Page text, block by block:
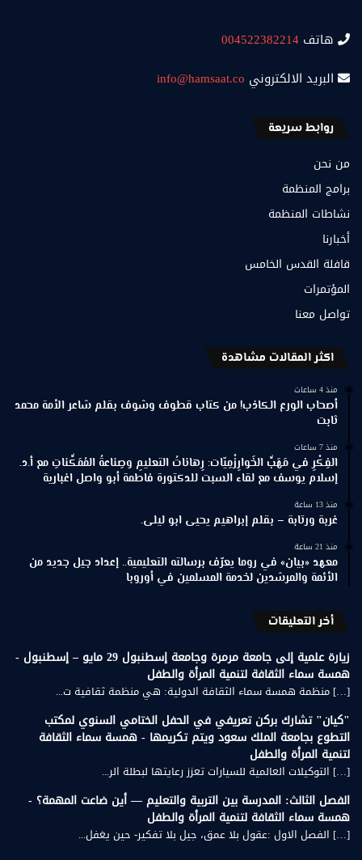
هاتف 004522382214
البريد الالكتروني info@hamsaat.co
روابط سريعة
من نحن
برامج المنظمة
نشاطات المنظمة
أخبارنا
قافلة القدس الخامس
المؤتمرات
تواصل معنا
اكثر المقالات مشاهدة
منذ 4 ساعات
أصحاب الورع الكاذب! من كتاب قطوف وشوف بقلم شاعر الأمة محمد
ثابت
منذ 7 ساعات
الفِكْرِ في مَهَبِّ الخَوارِزْمِيّات: رِهاناتُ التعليمِ وصِناعةُ المُمَكِّناتِ مع أ.د.
إسلام يوسف مع لقاء السبت للدكتورة فاطمة أبو واصل اغبارية
منذ 13 ساعة
غربة ورتابة – بقلم إبراهيم يحيى ابو ليلى.
منذ 21 ساعة
معهد «بيان» في روما يعرّف برسالته التعليمية.. إعداد جيل جديد من
الأئمة والمرشدين لخدمة المسلمين في أوروبا
أخر التعليقات
زيارة علمية إلى جامعة مرمرة وجامعة إسطنبول 29 مايو – إسطنبول -
همسة سماء الثقافة لتنمية المرأة والطفل
[…] منظمة همسة سماء الثقافة الدولية: هي منظمة ثقافية ت...
"كيان" تشارك بركن تعريفي في الحفل الختامي السنوي لمكتب
التطوع بجامعة الملك سعود ويتم تكريمها - همسة سماء الثقافة
لتنمية المرأة والطفل
[…] التوكيلات العالمية للسيارات تعزز رعايتها لبطلة الر...
الفصل الثالث: المدرسة بين التربية والتعليم — أين ضاعت المهمة؟ -
همسة سماء الثقافة لتنمية المرأة والطفل
[…] الفصل الاول :عقول بلا عمق، جيل بلا تفكير- حين يغفل...